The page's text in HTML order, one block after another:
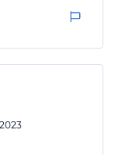
in
Nachfrage.